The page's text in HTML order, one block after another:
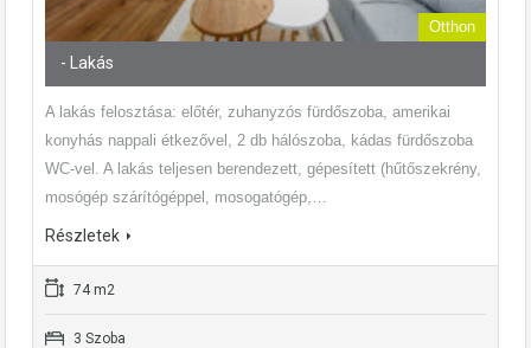
Otthon
- Lakás
A lakás felosztása: előtér, zuhanyzós fürdőszoba, amerikai
konyhás nappali étkezővel, 2 db hálószoba, kádas fürdőszoba
WC-vel. A lakás teljesen berendezett, gépesített (hűtőszekrény,
mosógép szárítógéppel, mosogatógép,…
Részletek
74 m2
3 Szoba